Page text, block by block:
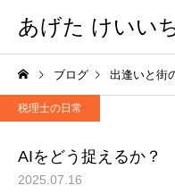
あげた けいい
ブログ 出逢いと街
税理士の日常
AIをどう捉えるか？
2025.07.16